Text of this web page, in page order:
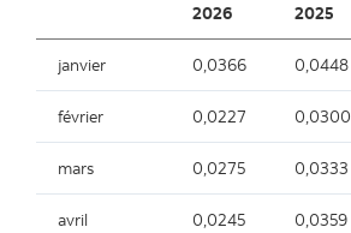
2026 2025
janvier 0,0366 0,0448
février 0,0227 0,0300
mars 0,0275 0,0333
avril 0,0245 0,0359